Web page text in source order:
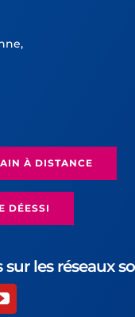
À DISTANCE
DÉESSI
les réseaux